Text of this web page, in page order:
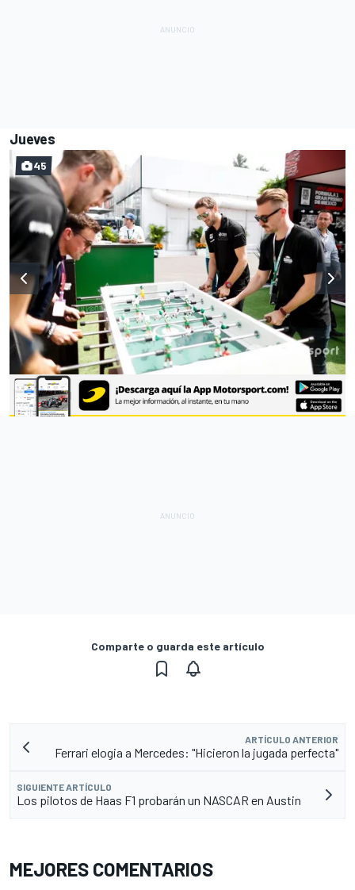
Jueves
45
Comparte o guarda este artículo
ARTÍCULO ANTERIOR
Ferrari elogia a Mercedes: "Hicieron la jugada perfecta"
SIGUIENTE ARTÍCULO
Los pilotos de Haas F1 probarán un NASCAR en Austin
MEJORES COMENTARIOS